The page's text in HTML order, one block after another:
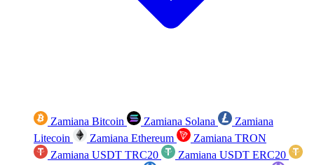
Zamiana Bitcoin Zamiana Solana
Zamiana
Litecoin
Zamiana Ethereum
Zamiana TRON
Zamiana USDT TRC20
Zamiana USDT ERC20